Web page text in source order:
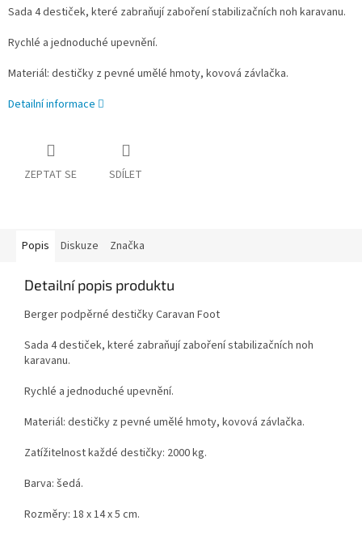
Sada 4 destiček, které zabraňují zaboření stabilizačních noh karavanu.
Rychlé a jednoduché upevnění.
Materiál: destičky z pevné umělé hmoty, kovová závlačka.
Detailní informace
ZEPTAT SE SDÍLET
Popis Diskuze Značka
Detailní popis produktu
Berger podpěrné destičky Caravan Foot
Sada 4 destiček, které zabraňují zaboření stabilizačních noh
karavanu.
Rychlé a jednoduché upevnění.
Materiál: destičky z pevné umělé hmoty, kovová závlačka.
Zatížitelnost každé destičky: 2000 kg.
Barva: šedá.
Rozměry: 18 x 14 x 5 cm.